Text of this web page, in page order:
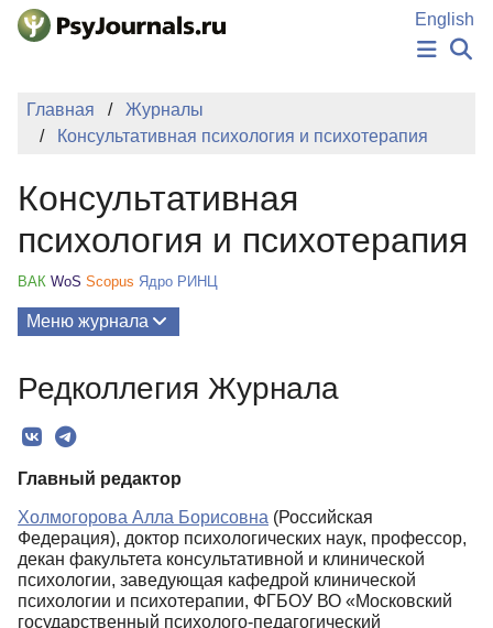
Перейти к основному содержанию
English
НОВОСТИ
БАЗА ЗНАНИЙ
Регистрация
Вход
Главная
Журналы
Консультативная психология и психотерапия
Консультативная
психология и психотерапия
ВАК WoS Scopus Ядро РИНЦ
Меню журнала
О Журнале
Миссия
Редколлегия
Редакционная политика
Индексирование
Для авторов
Редколлегия Журнала
Главный редактор
Холмогорова Алла Борисовна (Российская
Федерация), доктор психологических наук, профессор,
декан факультета консультативной и клинической
психологии, заведующая кафедрой клинической
психологии и психотерапии, ФГБОУ ВО «Московский
государственный психолого-педагогический